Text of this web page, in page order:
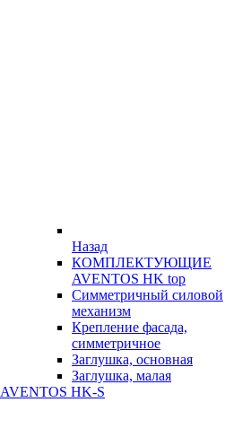
Назад
КОМПЛЕКТУЮЩИЕ
AVENTOS HK top
Симметричный силовой
механизм
Крепление фасада,
симметричное
Заглушка, основная
Заглушка, малая
AVENTOS HK-S